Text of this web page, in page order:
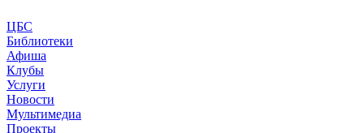
ЦБС
Библиотеки
Афиша
Клубы
Услуги
Новости
Мультимедиа
Проекты